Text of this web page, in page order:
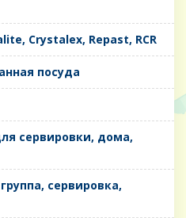
Crystalex, Repast, RCR
посуда
сервировки, дома,
сервировка,